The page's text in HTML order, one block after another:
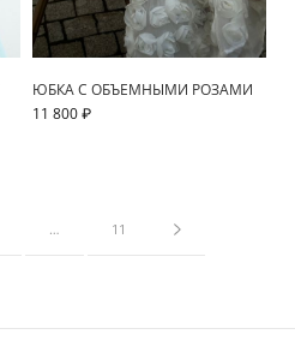
ЮБКА С ОБЪЕМНЫМИ РОЗАМИ
11 800 ₽
… 11